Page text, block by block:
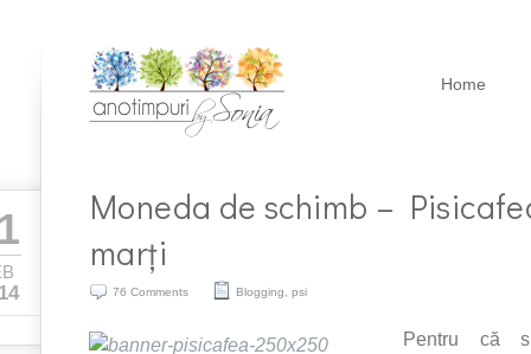
Home
Moneda de schimb –
marți
76 Comments Blogging psi
Pentru că